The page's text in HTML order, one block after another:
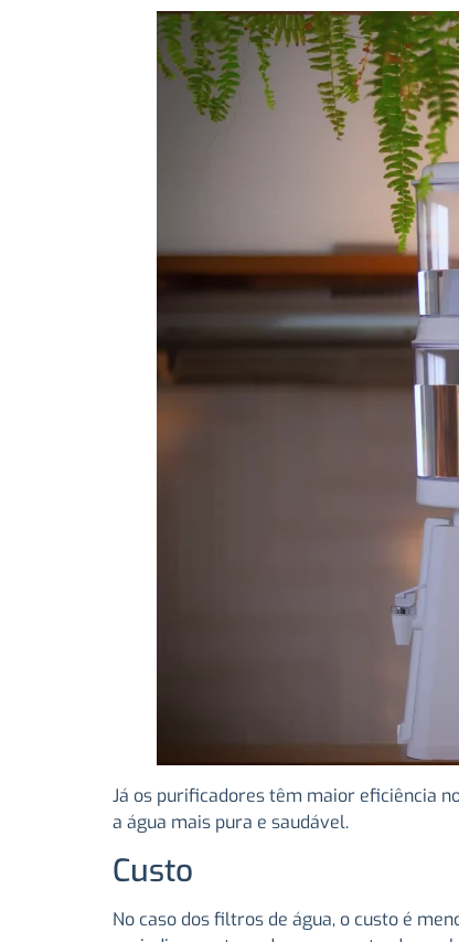
Já os purificadores têm maior eficiência
a água mais pura e saudável.
Custo
No caso dos filtros de água, o custo é